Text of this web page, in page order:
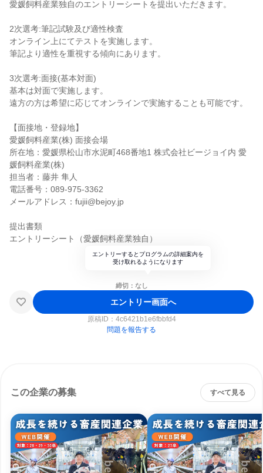
愛媛飼料産業独自のエントリーシートを提出いただきます。
2次選考:筆記試験及び適性検査
オンライン上にてテストを実施します。
筆記より適性を重視する傾向にあります。
3次選考:面接(基本対面)
基本は対面で実施します。
遠方の方は希望に応じてオンラインで実施することも可能です。
【面接地・登録地】
愛媛飼料産業(株) 面接会場
所在地：愛媛県松山市水泥町468番地1 株式会社ビージョイ内 愛
媛飼料産業(株)
担当者：藤井 隼人
電話番号：089-975-3362
メールアドレス：fujii@bejoy.jp
提出書類
エントリーシート（愛媛飼料産業独自）
エントリーするとプログラムの詳細案内を
受け取れるようになります
締切：なし
エントリー画面へ
原稿ID： 4c6421b1e6fbbfd4
問題を報告する
この企業の募集 すべて見る